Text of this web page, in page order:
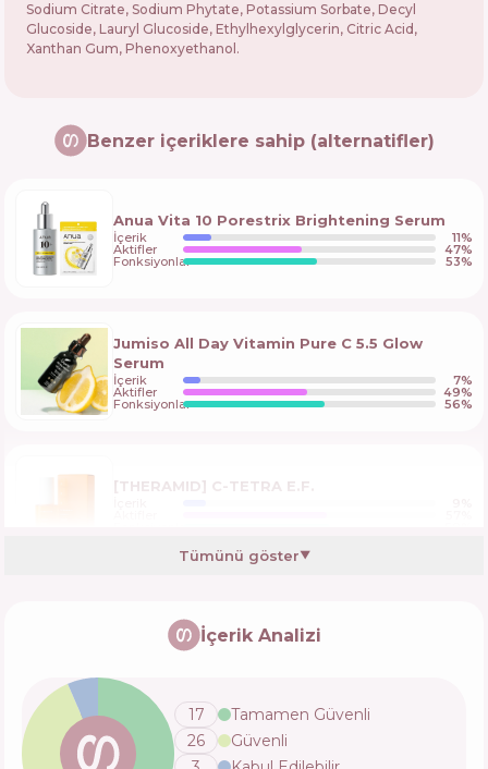
Sodium Citrate, Sodium Phytate, Potassium Sorbate, Decyl
Glucoside, Lauryl Glucoside, Ethylhexylglycerin, Citric Acid,
Xanthan Gum, Phenoxyethanol.
Benzer içeriklere sahip (alternatifler)
Anua Vita 10 Porestrix Brightening Serum
İçerik 11%
Aktifler 47%
Fonksiyonlar 53%
Jumiso All Day Vitamin Pure C 5.5 Glow
Serum
İçerik 7%
Aktifler 49%
Fonksiyonlar 56%
[THERAMID] C-TETRA E.F.
[10+10+5]
Torriden CELLMAZING Vita C Brightening
Ampoule
Tümünü göster▼
İçerik Analizi
17
Tamamen Güvenli
26
Güvenli